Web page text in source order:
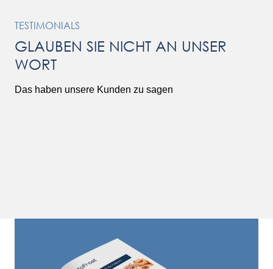
TESTIMONIALS
GLAUBEN SIE NICHT AN UNSER
WORT
Das haben unsere Kunden zu sagen